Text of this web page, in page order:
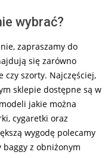
wybrać?
zapraszamy do
się zarówno
czy szorty. Najczęściej,
sklepie dostępne są w
jakie można
cygaretki oraz
wygodę polecamy
z obniżonym